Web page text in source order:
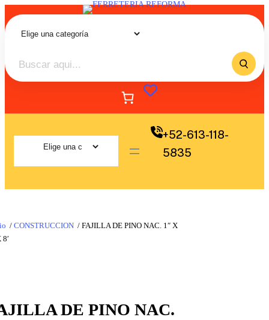
+52-613-118-
5835
/ CONSTRUCCION / FAJILLA DE PINO NAC. 1″ X
8′
DE PINO NAC.